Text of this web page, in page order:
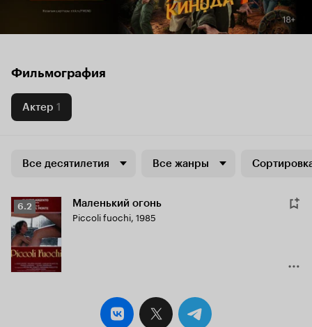
Фильмография
Актер 1
Все десятилетия Все жанры
Рейтинг
Кинопоиска
6.2
6.2 Маленький огонь
Piccoli fuochi, 1985